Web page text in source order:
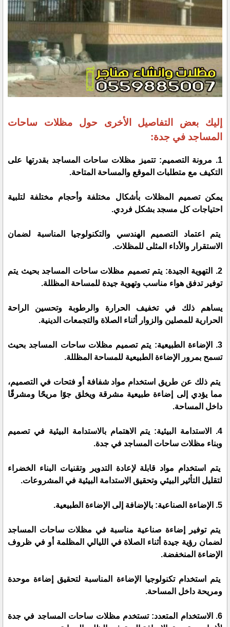
إليك بعض التفاصيل الأخرى حول مظلات ساحات
المساجد في جدة:
1. مرونة التصميم: تتميز مظلات ساحات المساجد بقدرتها على
التكيف مع متطلبات الموقع والمساحة المتاحة.
يمكن تصميم المظلات بأشكال مختلفة وأحجام مختلفة لتلبية
احتياجات كل مسجد بشكل فردي.
يتم اعتماد التصميم الهندسي والتكنولوجيا المناسبة لضمان
الاستقرار والأداء المثلى للمظلات.
2. التهوية الجيدة: يتم تصميم مظلات ساحات المساجد بحيث يتم
توفير تدفق هواء مناسب وتهوية جيدة للمساحة المظللة.
يساهم ذلك في تخفيف الحرارة والرطوبة وتحسين الراحة
الحرارية للمصلين والزوار أثناء الصلاة والتجمعات الدينية.
3. الإضاءة الطبيعية: يتم تصميم مظلات ساحات المساجد بحيث
تسمح بمرور الإضاءة الطبيعية للمساحة المظللة.
يتم ذلك عن طريق استخدام مواد شفافة أو فتحات في التصميم،
مما يؤدي إلى إضاءة طبيعية مشرقة ويخلق جوًا مريحًا ومشرقًا
داخل المساحة.
4. الاستدامة البيئية: يتم الاهتمام بالاستدامة البيئية في تصميم
وبناء مظلات ساحات المساجد في جدة.
يتم استخدام مواد قابلة لإعادة التدوير وتقنيات البناء الخضراء
لتقليل التأثير البيئي وتحقيق الاستدامة البيئية في المشروعات.
5. الإضاءة الصناعية: بالإضافة إلى الإضاءة الطبيعية.
يتم توفير إضاءة صناعية مناسبة في مظلات ساحات المساجد
لضمان رؤية جيدة أثناء الصلاة في الليالي المظلمة أو في ظروف
الإضاءة المنخفضة.
يتم استخدام تكنولوجيا الإضاءة المناسبة لتحقيق إضاءة موحدة
ومريحة داخل المساحة.
6. الاستخدام المتعدد: تستخدم مظلات ساحات المساجد في جدة